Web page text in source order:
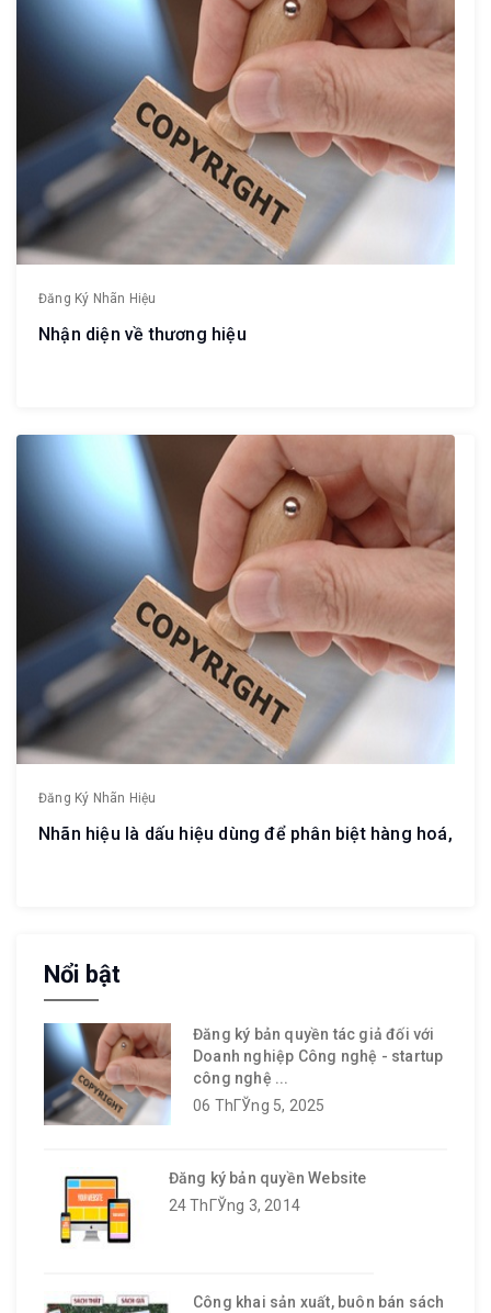
Đăng Ký Nhãn Hiệu
Nhận diện về thương hiệu
Đăng Ký Nhãn Hiệu
Nhãn hiệu là dấu hiệu dùng để phân biệt hàng hoá,
Nổi bật
Đăng ký bản quyền tác giả đối với
Doanh nghiệp Công nghệ - startup
công nghệ ...
06 ThГЎng 5, 2025
Đăng ký bản quyền Website
24 ThГЎng 3, 2014
Công khai sản xuất, buôn bán sách